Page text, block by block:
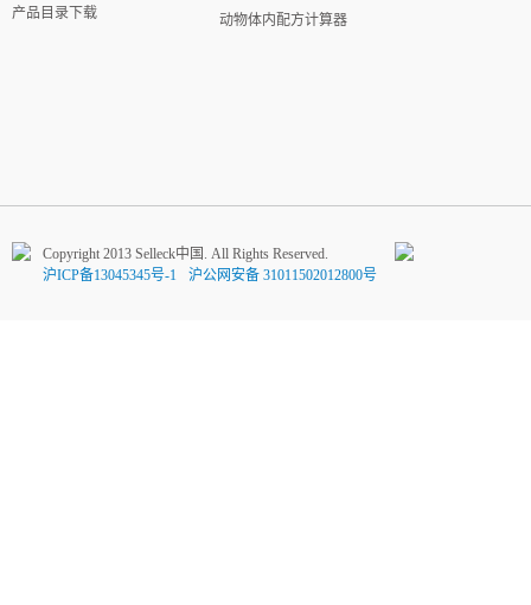
产品目录下载 动物体内配方计算器
Copyright 2013 Selleck中国. All Rights Reserved.
沪ICP备13045345号-1
沪公网安备 31011502012800号